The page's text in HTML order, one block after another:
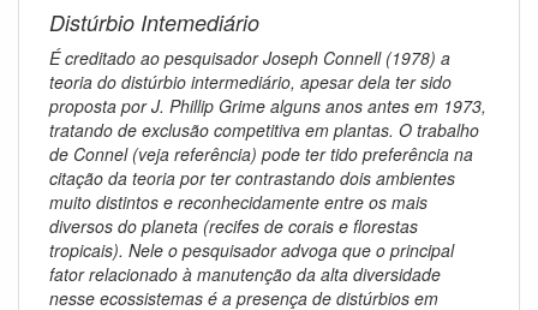
Distúrbio Intemediário
É creditado ao pesquisador Joseph Connell (1978) a
teoria do distúrbio intermediário, apesar dela ter sido
proposta por J. Phillip Grime alguns anos antes em 1973,
tratando de exclusão competitiva em plantas. O trabalho
de Connel (veja referência) pode ter tido preferência na
citação da teoria por ter contrastando dois ambientes
muito distintos e reconhecidamente entre os mais
diversos do planeta (recifes de corais e florestas
tropicais). Nele o pesquisador advoga que o principal
fator relacionado à manutenção da alta diversidade
nesse ecossistemas é a presença de distúrbios em